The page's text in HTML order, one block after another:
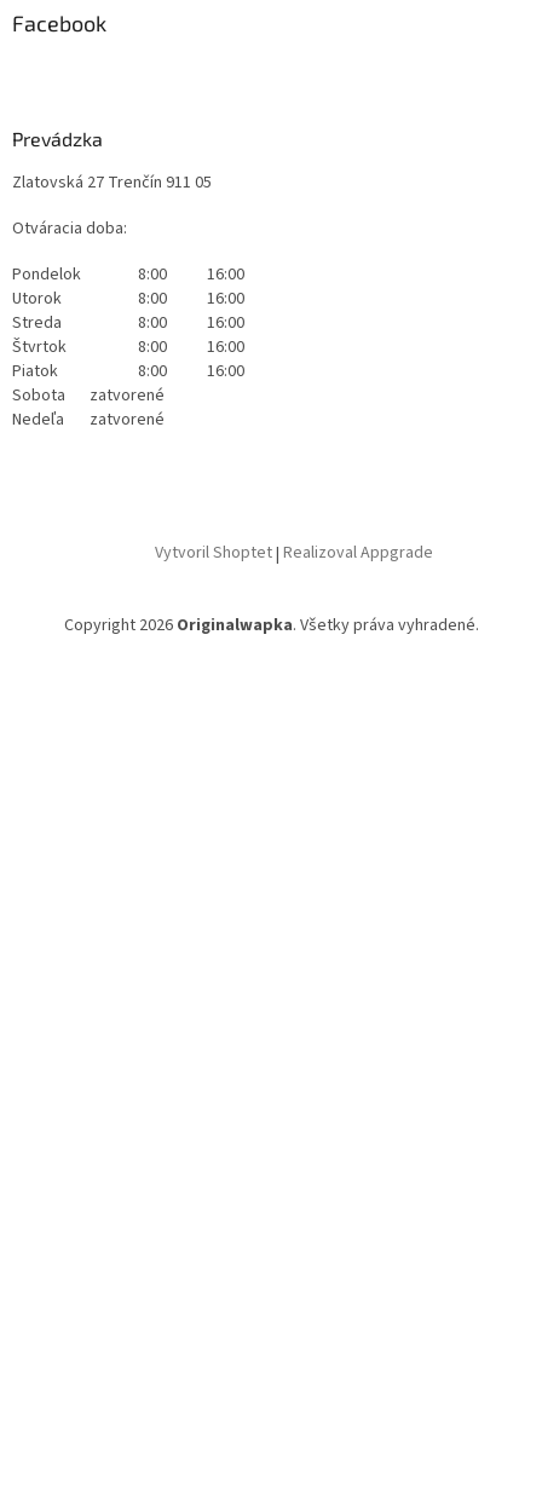
Facebook
Prevádzka
Zlatovská 27 Trenčín 911 05
Otváracia doba:
Pondelok
8:00
16:00
Utorok
8:00
16:00
Streda
8:00
16:00
Štvrtok
8:00
16:00
Piatok
8:00
16:00
Sobota
zatvorené
Nedeľa
zatvorené
Vytvoril Shoptet| Realizoval Appgrade
Copyright 2026 Originalwapka. Všetky práva vyhradené.